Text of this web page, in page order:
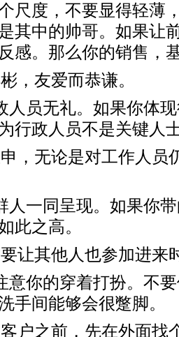
尺度，不要显得轻薄
其中的帅哥。如果让
感。那么你的销售，
，友爱而恭谦。
人员无礼。如果你体
行政人员不是关键人
，无论是对工作人员
人一同呈现。如果你
此之高。
让其他人也参加进来
意你的穿着打扮。不
手间能够会很蹩脚。
户之前，先在外面找